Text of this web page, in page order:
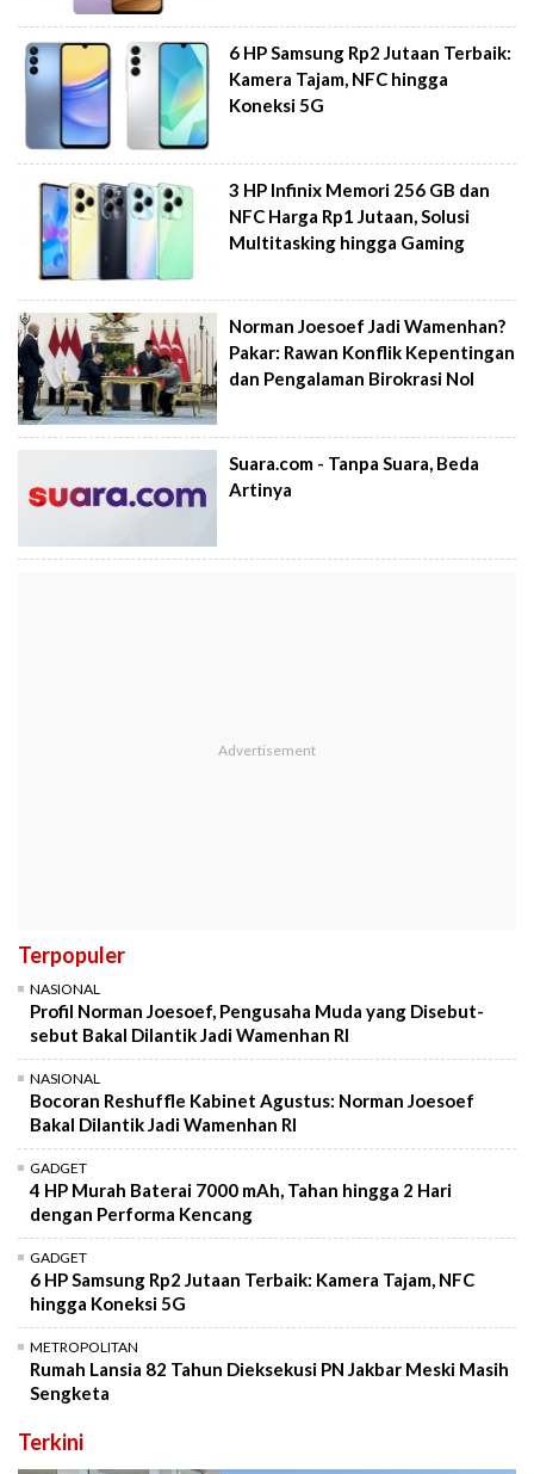
6 HP Samsung Rp2 Jutaan Terbaik:
Kamera Tajam, NFC hingga
Koneksi 5G
3 HP Infinix Memori 256 GB dan
NFC Harga Rp1 Jutaan, Solusi
Multitasking hingga Gaming
Norman Joesoef Jadi Wamenhan?
Pakar: Rawan Konflik Kepentingan
dan Pengalaman Birokrasi Nol
Suara.com - Tanpa Suara, Beda
Artinya
Terpopuler
NASIONAL
Profil Norman Joesoef, Pengusaha Muda yang Disebut-
sebut Bakal Dilantik Jadi Wamenhan RI
NASIONAL
Bocoran Reshuffle Kabinet Agustus: Norman Joesoef
Bakal Dilantik Jadi Wamenhan RI
GADGET
4 HP Murah Baterai 7000 mAh, Tahan hingga 2 Hari
dengan Performa Kencang
GADGET
6 HP Samsung Rp2 Jutaan Terbaik: Kamera Tajam, NFC
hingga Koneksi 5G
METROPOLITAN
Rumah Lansia 82 Tahun Dieksekusi PN Jakbar Meski Masih
Sengketa
Terkini